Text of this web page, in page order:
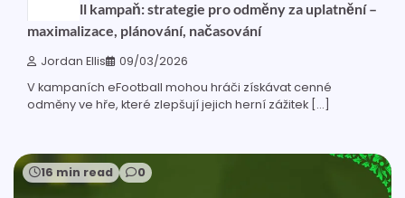
eFootball kampaň: strategie pro odměny za uplatnění –
maximalizace, plánování, načasování
Jordan Ellis 09/03/2026
V kampaních eFootball mohou hráči získávat cenné
odměny ve hře, které zlepšují jejich herní zážitek […]
16 min read 0